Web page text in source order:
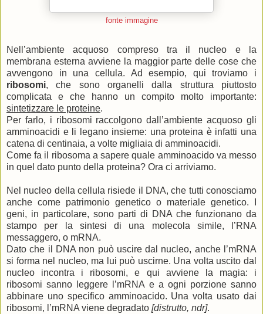
fonte immagine
Nell’ambiente acquoso compreso tra il nucleo e la
membrana esterna avviene la maggior parte delle cose che
avvengono in una cellula. Ad esempio, qui troviamo i
ribosomi, che sono organelli dalla struttura piuttosto
complicata e che hanno un compito molto importante:
sintetizzare le proteine.
Per farlo, i ribosomi raccolgono dall’ambiente acquoso gli
amminoacidi e li legano insieme: una proteina è infatti una
catena di centinaia, a volte migliaia di amminoacidi.
Come fa il ribosoma a sapere quale amminoacido va messo
in quel dato punto della proteina? Ora ci arriviamo.
Nel nucleo della cellula risiede il DNA, che tutti conosciamo
anche come patrimonio genetico o materiale genetico. I
geni, in particolare, sono parti di DNA che funzionano da
stampo per la sintesi di una molecola simile, l’RNA
messaggero, o mRNA.
Dato che il DNA non può uscire dal nucleo, anche l’mRNA
si forma nel nucleo, ma lui può uscirne. Una volta uscito dal
nucleo incontra i ribosomi, e qui avviene la magia: i
ribosomi sanno leggere l’mRNA e a ogni porzione sanno
abbinare uno specifico amminoacido. Una volta usato dai
ribosomi, l’mRNA viene degradato [distrutto, ndr].